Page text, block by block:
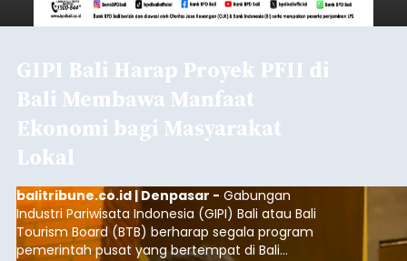
GIPI Bali Harap Proyek PFII di
Bali Membawa Manfaat
Ekonomi bagi Masyarakat
Lokal
balitribune.co.id | Denpasar - Gabungan
Industri Pariwisata Indonesia (GIPI) Bali atau Bali
Tourism Board (BTB) berharap segala program
pemerintah pusat yang bertempat di Bali